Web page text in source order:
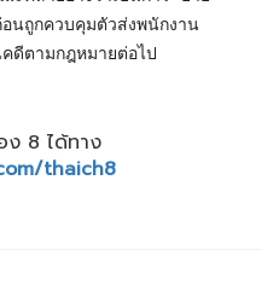
อนถูกควบคุมตัวส่งพนักงาน
ดีตามกฎหมายต่อไป
8 ได้ทาง
thaich8